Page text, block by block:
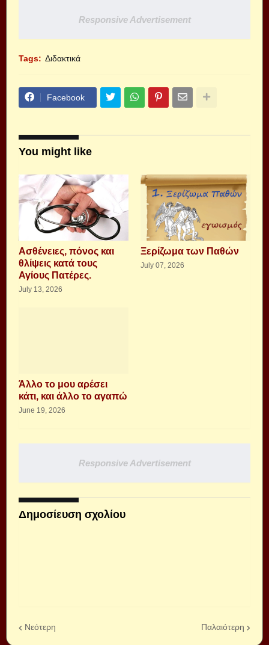
Responsive Advertisement
Tags: Διδακτικά
Facebook
You might like
Aσθένειες, πόνος και
θλίψεις κατά τους
Αγίους Πατέρες.
July 13, 2026
Ξερίζωμα των Παθών
July 07, 2026
Άλλο το μου αρέσει
κάτι, και άλλο το αγαπώ
June 19, 2026
Responsive Advertisement
Δημοσίευση σχολίου
Νεότερη Παλαιότερη